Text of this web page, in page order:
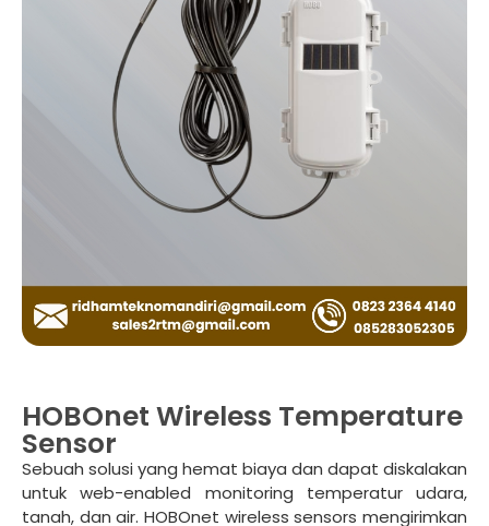
HOBOnet Wireless Temperature
Sensor
Sebuah solusi yang hemat biaya dan dapat diskalakan
untuk web-enabled monitoring temperatur udara,
tanah, dan air. HOBOnet wireless sensors mengirimkan